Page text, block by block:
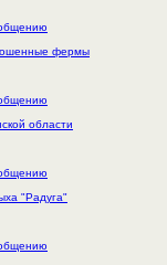
фермы
области
"Радуга"